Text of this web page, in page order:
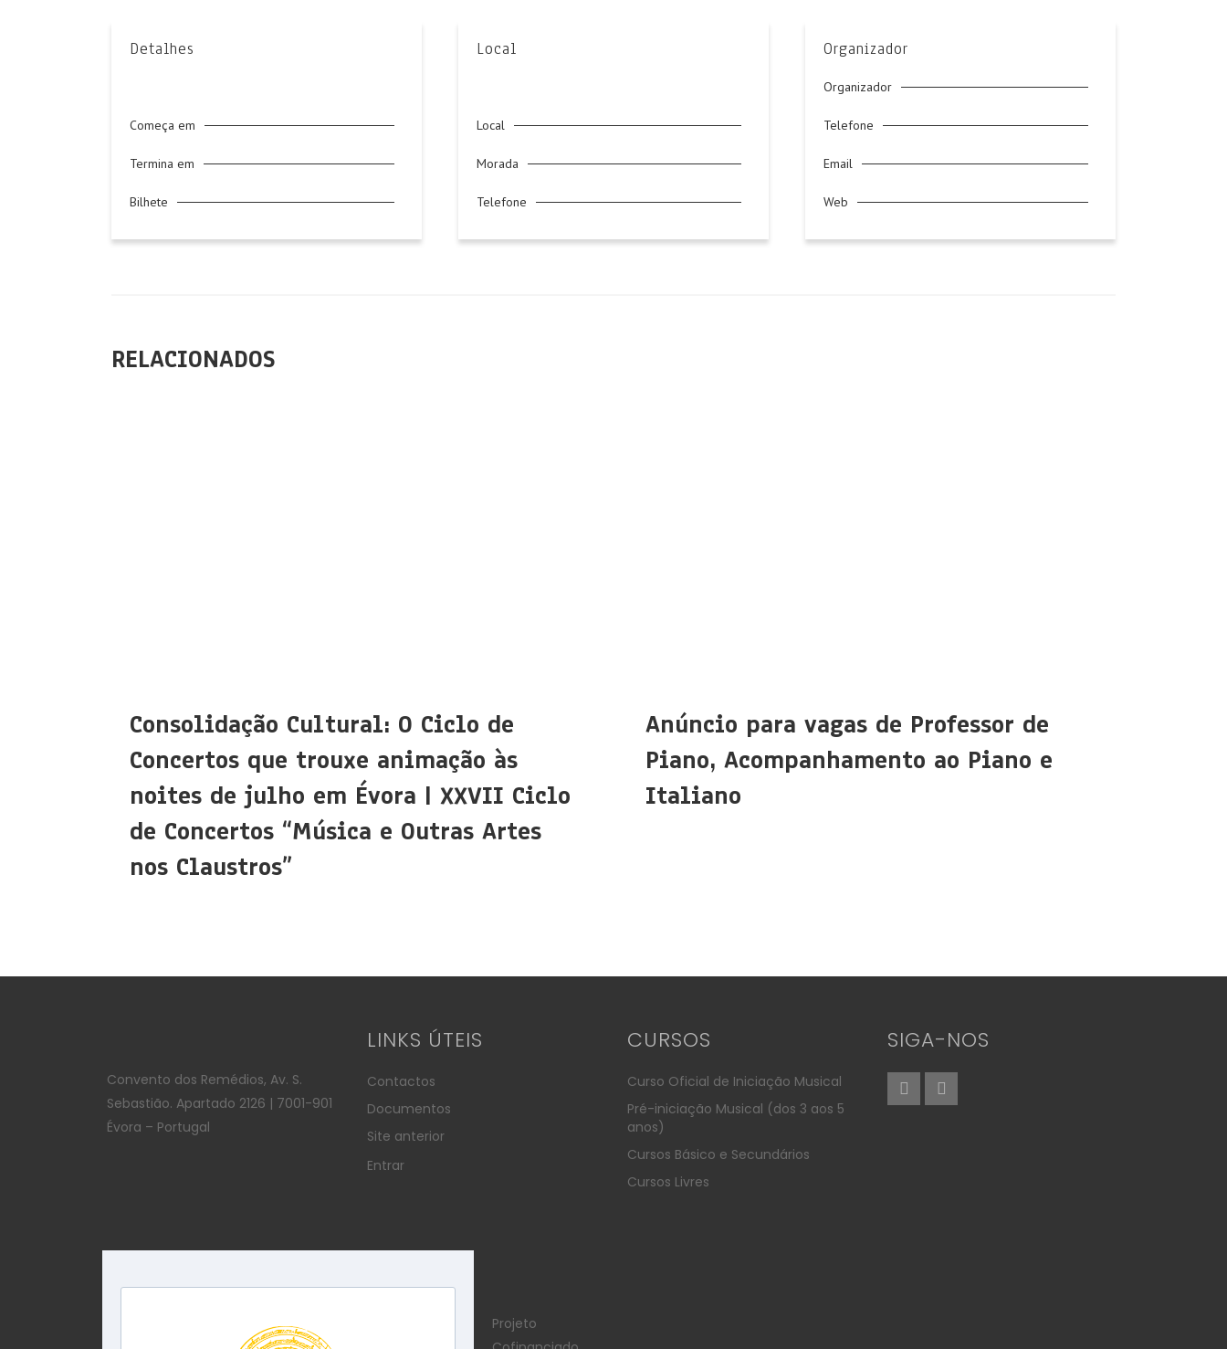
Detalhes
Começa em
Termina em
Bilhete
Local
Local
Morada
Telefone
Organizador
Organizador
Telefone
Email
Web
RELACIONADOS
Consolidação Cultural: O Ciclo de
Concertos que trouxe animação às
noites de julho em Évora | XXVII Ciclo
de Concertos “Música e Outras Artes
nos Claustros”
Anúncio para vagas de Professor de
Piano, Acompanhamento ao Piano e
Italiano
Convento dos Remédios, Av. S.
Sebastião. Apartado 2126 | 7001-901
Évora – Portugal
LINKS ÚTEIS
Contactos
Documentos
Site anterior
Entrar
CURSOS
Curso Oficial de Iniciação Musical
Pré-iniciação Musical (dos 3 aos 5
anos)
Cursos Básico e Secundários
Cursos Livres
SIGA-NOS
Projeto